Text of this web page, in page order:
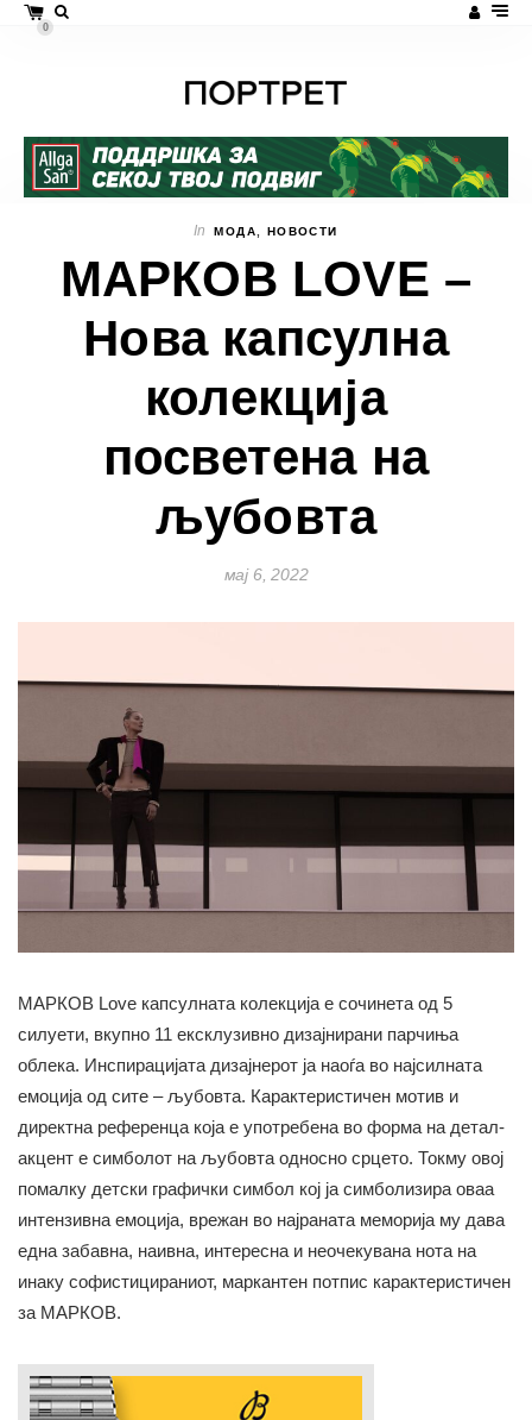
0
In МОДА НОВОСТИ
МАРКОВ LOVE –
Нова капсулна
колекција
посветена на
љубовта
мај 6, 2022
МАРКОВ Love капсулната колекција е сочинета од 5
силуети, вкупно 11 ексклузивно дизајнирани парчиња
облека. Инспирацијата дизајнерот ја наоѓа во најсилната
емоција од сите – љубовта. Карактеристичен мотив и
директна референца која е употребена во форма на детал-
акцент е симболот на љубовта односно срцето. Токму овој
помалку детски графички симбол кој ја симболизира оваа
интензивна емоција, врежан во најраната меморија му дава
една забавна, наивна, интересна и неочекувана нота на
инаку софистицираниот, маркантен потпис карактеристичен
за МАРКОВ.